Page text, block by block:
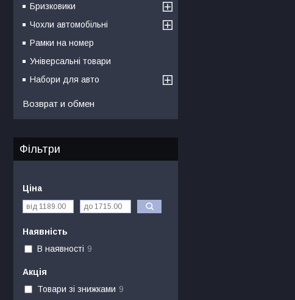
Бризковики
Чохли автомобільні
Рамки на номер
Універсальні товари
Набори для авто
Возврат и обмен
Фільтри
Ціна
Наявність
В наявності 9
Акція
Товари зі знижками 9